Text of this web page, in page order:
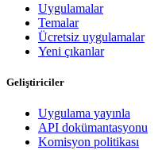
Uygulamalar
Temalar
Ücretsiz uygulamalar
Yeni çıkanlar
Geliştiriciler
Uygulama yayınla
API dokümantasyonu
Komisyon politikası